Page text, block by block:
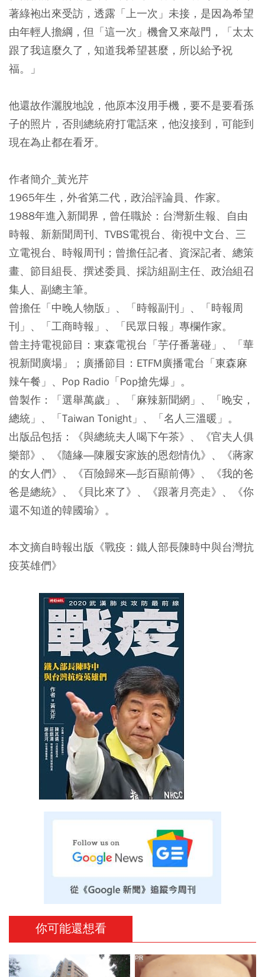
著綠袍出來受訪，透露「上一次」未接，是因為希望
由年輕人擔綱，但「這一次」機會又來敲門，「太太
跟了我這麼久了，知道我希望甚麼，所以給予祝
福。」
他還故作灑脫地說，他原本沒用手機，要不是要看孫
子的照片，否則總統府打電話來，他沒接到，可能到
現在為止都在看牙。
作者簡介_黃光芹
1965年生，外省第二代，政治評論員、作家。
1988年進入新聞界，曾任職於：台灣新生報、自由
時報、新新聞周刊、TVBS電視台、衛視中文台、三
立電視台、時報周刊；曾擔任記者、資深記者、總策
畫、節目組長、撰述委員、採訪組副主任、政治組召
集人、副總主筆。
曾擔任「中晚人物版」、「時報副刊」、「時報周
刊」、「工商時報」、「民眾日報」專欄作家。
曾主持電視節目：東森電視台「芋仔番薯碰」、「華
視新聞廣場」；廣播節目：ETFM廣播電台「東森麻
辣午餐」、Pop Radio「Pop搶先爆」。
曾製作：「選舉萬歲」、「麻辣新聞網」、「晚安，
總統」、「Taiwan Tonight」、「名人三溫暖」。
出版品包括：《與總統夫人喝下午茶》、《官夫人俱
樂部》、《隨緣―陳履安家族的恩怨情仇》、《蔣家
的女人們》、《百險歸來―彭百顯前傳》、《我的爸
爸是總統》、《貝比來了》、《跟著月亮走》、《你
還不知道的韓國瑜》。
本文摘自時報出版《戰疫：鐵人部長陳時中與台灣抗
疫英雄們》
你可能還想看
PR